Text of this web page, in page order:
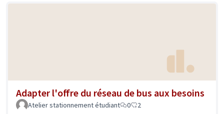
Adapter l'offre du réseau de bus aux besoins
Atelier stationnement étudiant 0 2